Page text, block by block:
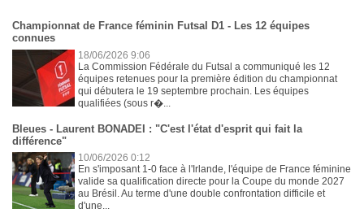
Championnat de France féminin Futsal D1 - Les 12 équipes
connues
18/06/2026 9:06
La Commission Fédérale du Futsal a communiqué les 12
équipes retenues pour la première édition du championnat
qui débutera le 19 septembre prochain. Les équipes
qualifiées (sous r�...
Bleues - Laurent BONADEI : "C'est l'état d'esprit qui fait la
différence"
10/06/2026 0:12
En s'imposant 1-0 face à l'Irlande, l'équipe de France féminine
valide sa qualification directe pour la Coupe du monde 2027
au Brésil. Au terme d'une double confrontation difficile et
d'une...